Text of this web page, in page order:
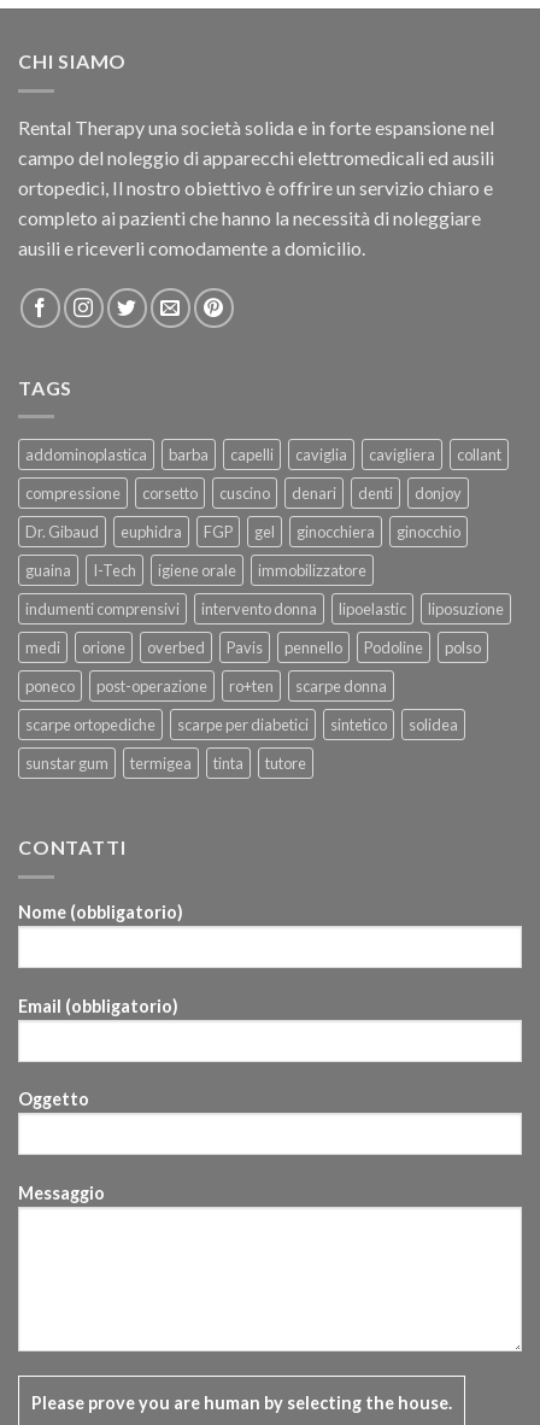
CHI SIAMO
Rental Therapy una società solida e in forte espansione nel
campo del noleggio di apparecchi elettromedicali ed ausili
ortopedici, Il nostro obiettivo è offrire un servizio chiaro e
completo ai pazienti che hanno la necessità di noleggiare
ausili e riceverli comodamente a domicilio.
TAGS
addominoplastica barba capelli caviglia cavigliera
collant
compressione
corsetto cuscino denari denti
donjoy
Dr. Gibaud
euphidra FGP gel ginocchiera
ginocchio
guaina
I-Tech igiene orale
immobilizzatore
indumenti comprensivi
intervento donna lipoelastic
liposuzione
medi
orione overbed Pavis pennello Podoline
polso
poneco
post-operazione ro+ten
scarpe donna
scarpe ortopediche
scarpe per diabetici sintetico
solidea
sunstar gum
termigea tinta tutore
CONTATTI
Nome (obbligatorio)
Email (obbligatorio)
Oggetto
Messaggio
Please prove you are human by selecting the house.